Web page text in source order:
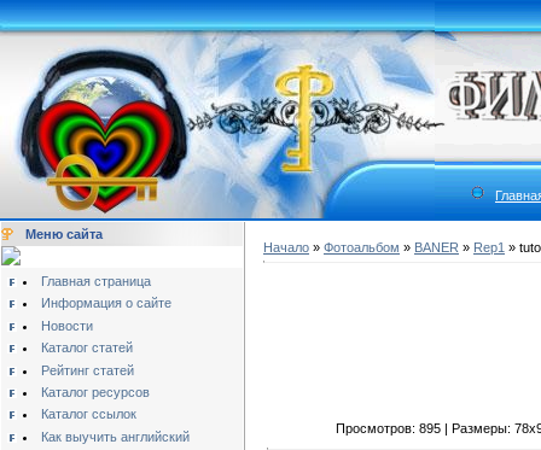
Меню сайта
Главная страница
Информация о сайте
Новости
Каталог статей
Рейтинг статей
Каталог ресурсов
Каталог ссылок
Как выучить английский
Начало » Фотоальбом » BANER » Rep1 »
Просмотров: 895 | Размеры: